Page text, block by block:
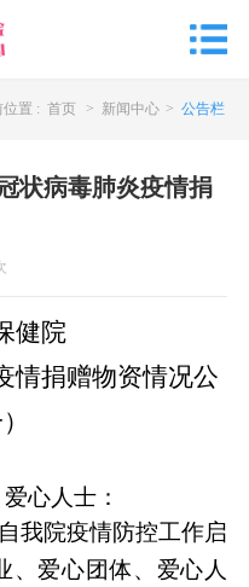
位置 : 首页 > 新闻中心 > 公告栏
状病毒肺炎疫情捐
健院
情捐赠物资情况公
心人士：
我院疫情防控工作启
、爱心团体、爱心人